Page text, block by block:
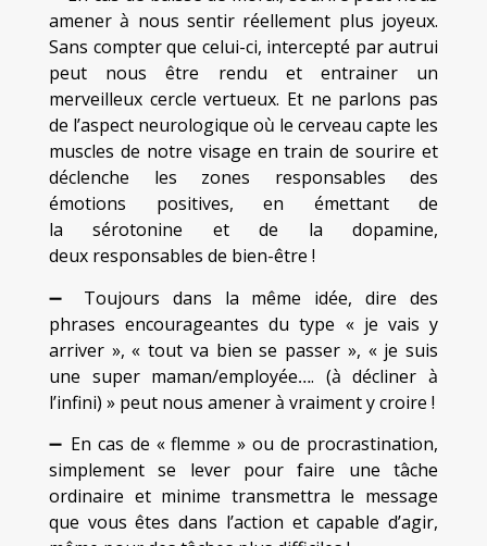
amener à nous sentir réellement plus joyeux.
Sans compter que celui-ci, intercepté par autrui
peut nous être rendu et entrainer un
merveilleux cercle vertueux. Et ne parlons pas
de l’aspect neurologique où le cerveau capte les
muscles de notre visage en train de sourire et
déclenche les zones responsables des
émotions positives, en émettant de
la sérotonine et de la dopamine,
deux responsables de bien-être !
➖ Toujours dans la même idée, dire des
phrases encourageantes du type « je vais y
arriver », « tout va bien se passer », « je suis
une super maman/employée…. (à décliner à
l’infini) » peut nous amener à vraiment y croire !
➖ En cas de « flemme » ou de procrastination,
simplement se lever pour faire une tâche
ordinaire et minime transmettra le message
que vous êtes dans l’action et capable d’agir,